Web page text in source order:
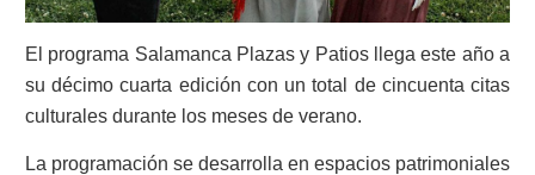
El programa Salamanca Plazas y Patiosllega este año a
su décimo cuarta edición con un total de cincuenta citas
culturales durante los meses de verano.
La programación se desarrolla en espacios patrimoniales